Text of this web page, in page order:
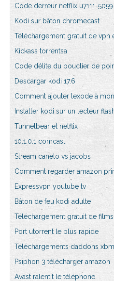
Code derreur netflix u7111-5059
Kodi sur bâton chromecast
Téléchargement gratuit de vpn
Kickass torrentsa
Code délite du bouclier de
Descargar kodi 17.6
Comment ajouter lexode à
Installer kodi sur un lecteur
Tunnelbear et netflix
10.1.0.1 comcast
Stream canelo vs jacobs
Comment regarder amazon
Expressvpn youtube tv
Bâton de feu kodi adulte
Téléchargement gratuit de
Port utorrent le plus rapide
Téléchargements daddons
Psiphon 3 télécharger amazon
Avast ralentit le téléphone